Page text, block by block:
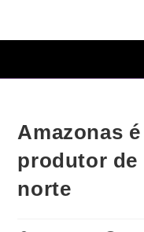
Amazonas
produtor de
norte